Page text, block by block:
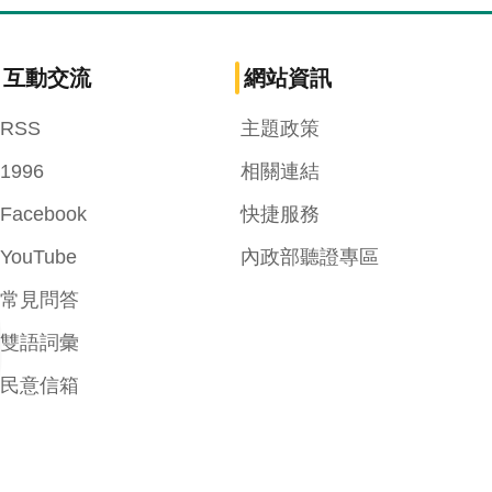
互動交流
RSS
1996
Facebook
YouTube
常見問答
雙語詞彙
民意信箱
網站資訊
主題政策
相關連結
快捷服務
內政部聽證專區